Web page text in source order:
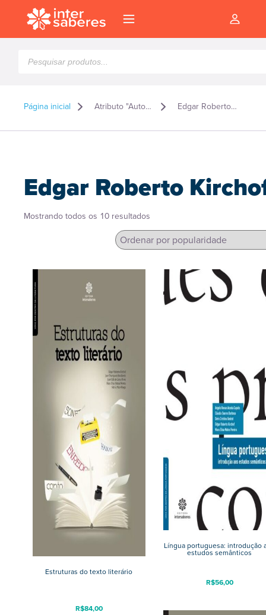
produtos
Página inicial Atributo "Autor" de produto Edgar Roberto Kirchof
Edgar Roberto
Mostrando todos os 10 resultados
popularidade
Estruturas do texto literário
R$84,00
Língua portuguesa: introdução
estudos semânticos
R$56,00